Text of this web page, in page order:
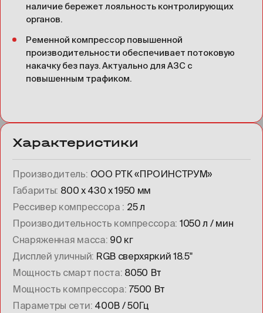
наличие бережет лояльность контролирующих
органов.
Ременной компрессор повышенной
производительности обеспечивает потоковую
накачку без пауз. Актуально для АЗС с
повышенным трафиком.
Характеристики
Производитель ООО РТК «ПРОИНСТРУМ»
Габариты 800 х 430 х 1950 мм
Рессивер компрессора
25 л
Производительность компрессора 1050 л / мин
Снаряженная масса 90 кг
Дисплей уличный RGB сверхяркий 18.5"
Мощность смарт поста 8050 Вт
Мощность компрессора 7500 Вт
Параметры сети 400В / 50Гц